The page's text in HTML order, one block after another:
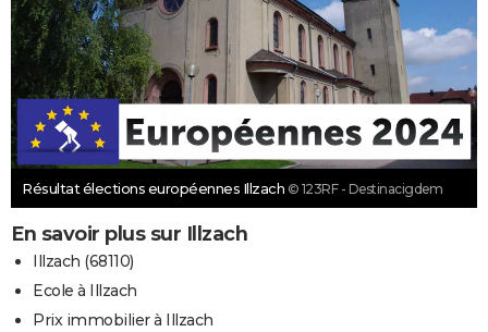
Résultat élections européennes Illzach © 123RF - Destinacigdem
En savoir plus sur Illzach
Illzach (68110)
Ecole à Illzach
Prix immobilier à Illzach